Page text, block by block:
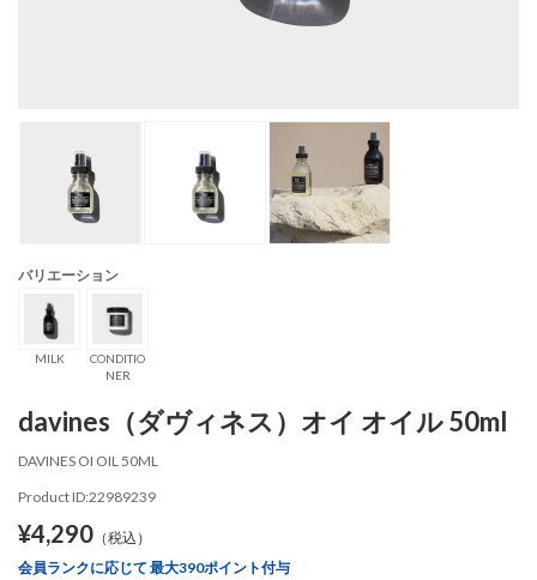
バリエーション
MILK
CONDITIO
NER
davines（ダヴィネス）オイ オイル 50ml
DAVINES OI OIL 50ML
Product ID:22989239
¥4,290 （税込）
会員ランクに応じて 最大390ポイント付与